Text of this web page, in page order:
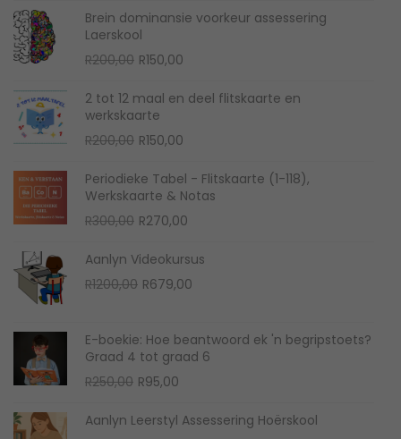
Brein dominansie voorkeur assessering
Laerskool
R200,00 R150,00
2 tot 12 maal en deel flitskaarte en
werkskaarte
R200,00 R150,00
Periodieke Tabel - Flitskaarte (1-118),
Werkskaarte & Notas
R300,00 R270,00
Aanlyn Videokursus
R1200,00 R679,00
E-boekie: Hoe beantwoord ek 'n begripstoets?
Graad 4 tot graad 6
R250,00 R95,00
Aanlyn Leerstyl Assessering Hoërskool